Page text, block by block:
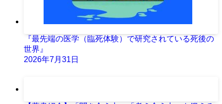
『最先端の医学（臨死体験）で研究されている死後の
世界』
2026年7月31日